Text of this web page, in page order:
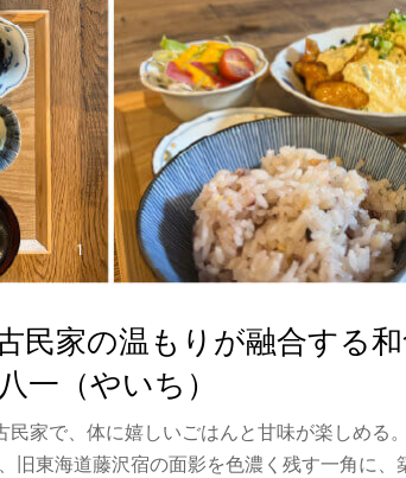
民家の温もりが融合する
（やいち）
民家で、体に嬉しいごはんと甘味が楽しめ
旧東海道藤沢宿の面影を色濃く残す一角に